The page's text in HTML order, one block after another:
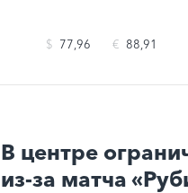
$ 77,96 € 88,91
В центре
из-за матча